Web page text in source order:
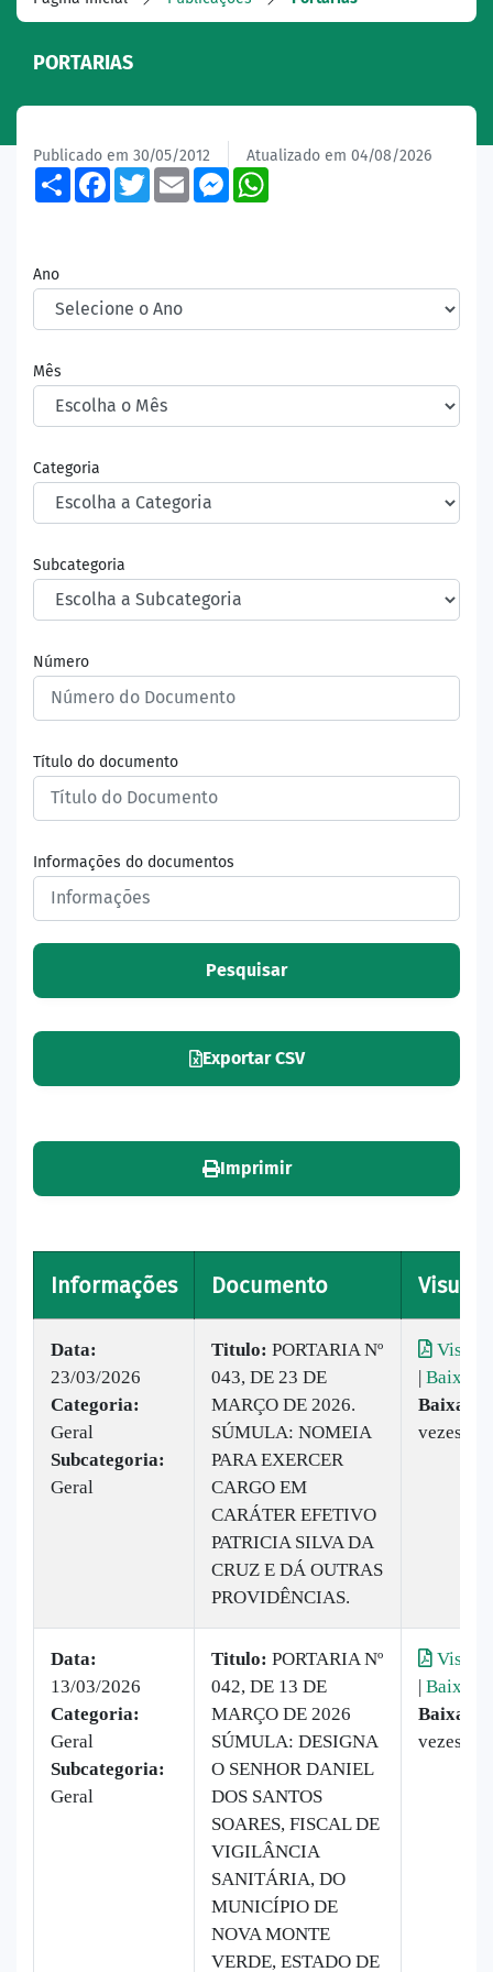
PORTARIAS
Publicado em 30/05/2012 Atualizado em 04/08/2026
ShareFacebook
TwitterEmailMessenger
Ano
Mês
Categoria
Subcategoria
Número
Título do documento
Informações do documentos
Pesquisar
Exportar CSV
Imprimir
Informações Documento
Data:
23/03/2026
Categoria:
Geral
Subcategoria:
Geral
Titulo: PORTARIA Nº
043, DE 23 DE
MARÇO DE 2026.
SÚMULA: NOMEIA
PARA EXERCER
CARGO EM
CARÁTER EFETIVO
PATRICIA SILVA DA
CRUZ E DÁ OUTRAS
PROVIDÊNCIAS.
| Baixar
Baixado:
vezes
Data:
13/03/2026
Categoria:
Geral
Subcategoria:
Geral
Titulo: PORTARIA Nº
042, DE 13 DE
MARÇO DE 2026
SÚMULA: DESIGNA
O SENHOR DANIEL
DOS SANTOS
SOARES, FISCAL DE
VIGILÂNCIA
SANITÁRIA, DO
MUNICÍPIO DE
NOVA MONTE
VERDE, ESTADO DE
| Baixar
Baixado:
vezes